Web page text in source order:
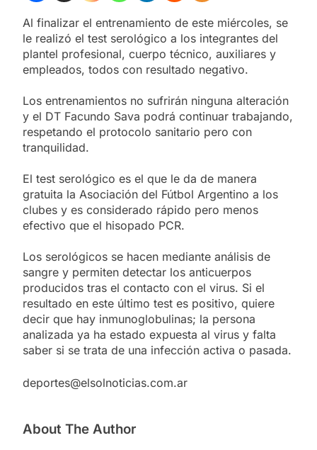
Al finalizar el entrenamiento de este miércoles, se
le realizó el test serológico a los integrantes del
plantel profesional, cuerpo técnico, auxiliares y
empleados, todos con resultado negativo.
Los entrenamientos no sufrirán ninguna alteración
y el DT Facundo Sava podrá continuar trabajando,
respetando el protocolo sanitario pero con
tranquilidad.
El test serológico es el que le da de manera
gratuita la Asociación del Fútbol Argentino a los
clubes y es considerado rápido pero menos
efectivo que el hisopado PCR.
Los serológicos se hacen mediante análisis de
sangre y permiten detectar los anticuerpos
producidos tras el contacto con el virus. Si el
resultado en este último test es positivo, quiere
decir que hay inmunoglobulinas; la persona
analizada ya ha estado expuesta al virus y falta
saber si se trata de una infección activa o pasada.
deportes@elsolnoticias.com.ar
About The Author